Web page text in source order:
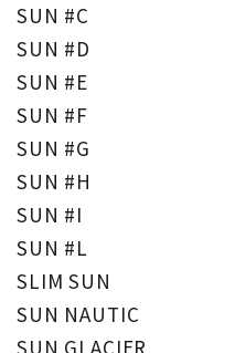
形から選ぶ
色から選ぶ
価格帯から選ぶ
SALE
コンテンツ
INFORMATION
SUN #C
SUN #D
SUN #E
SUN #F
SUN #G
SUN #H
SUN #I
SUN #L
SLIM SUN
SUN NAUTIC
SUN GLACIER